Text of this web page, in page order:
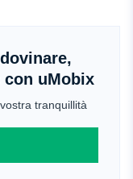
uMobix
tranquillità